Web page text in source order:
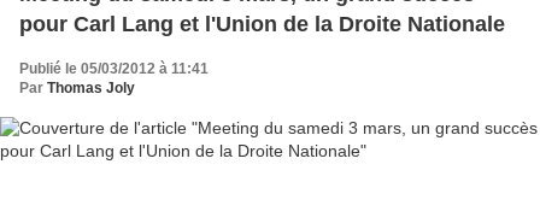
pour Carl Lang et l'Union de la Droite Nationale
Publié le 05/03/2012 à 11:41
Par Thomas Joly